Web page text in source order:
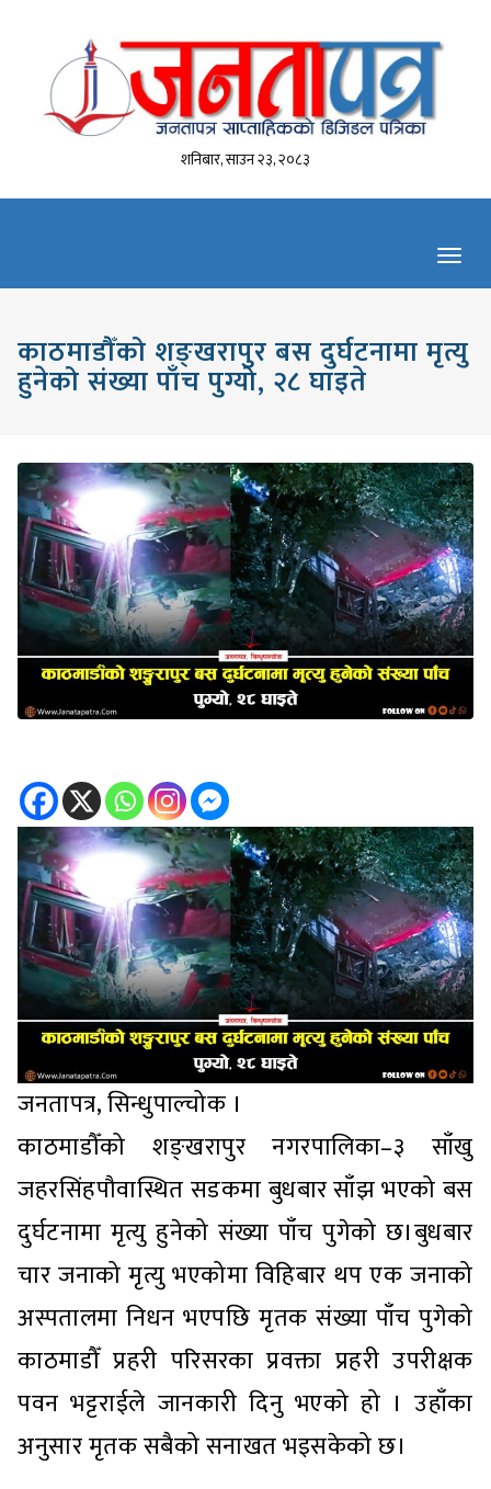
शनिबार, साउन २३, २०८३
काठमाडौँको शङ्खरापुर बस दुर्घटनामा मृत्यु
हुनेको संख्या पाँच पुग्यो, २८ घाइते
जनतापत्र, सिन्धुपाल्चोक ।
काठमाडौँको शङ्खरापुर नगरपालिका–३ साँखु
जहरसिंहपौवास्थित सडकमा बुधबार साँझ भएको बस
दुर्घटनामा मृत्यु हुनेको संख्या पाँच पुगेको छ।बुधबार
चार जनाको मृत्यु भएकोमा विहिबार थप एक जनाको
अस्पतालमा निधन भएपछि मृतक संख्या पाँच पुगेको
काठमाडौँ प्रहरी परिसरका प्रवक्ता प्रहरी उपरीक्षक
पवन भट्टराईले जानकारी दिनु भएको हो । उहाँका
अनुसार मृतक सबैको सनाखत भइसकेको छ।